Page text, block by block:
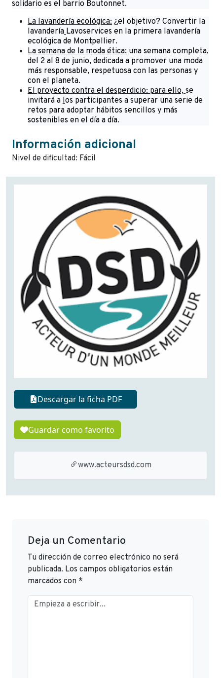
solidario es el barrio Boutonnet.
La lavandería ecológica: ¿el objetivo? Convertir la
lavandería Lavoservices en la primera lavandería
ecológica de Montpellier.
La semana de la moda ética: una semana completa,
del 2 al 8 de junio, dedicada a promover una moda
más responsable, respetuosa con las personas y
con el planeta.
El proyecto contra el desperdicio: para ello, se
invitará a los participantes a superar una serie de
retos para adoptar hábitos sencillos y más
sostenibles en el día a día.
Información adicional
Nivel de dificultad: Fácil
Descargar la ficha PDF
Guardar como favorito
www.acteursdsd.com
Deja un Comentario
Tu dirección de correo electrónico no será
publicada. Los campos obligatorios están
marcados con *